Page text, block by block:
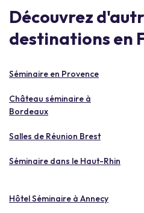
Découvrez
destinations en
Séminaire en Provence
Château séminaire à
Bordeaux
Salles de Réunion Brest
Séminaire dans le Haut-Rhin
Hôtel Séminaire à Annecy